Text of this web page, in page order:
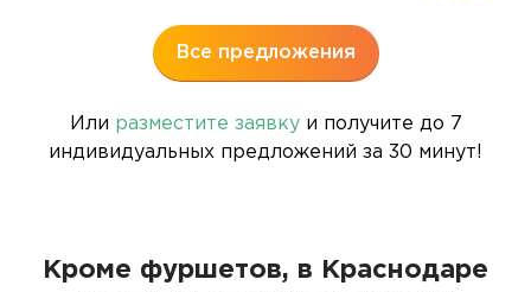
Все предложения
Или разместите заявкуи получите до 7
индивидуальных предложений за 30 минут!
Кроме фуршетов, в Краснодаре